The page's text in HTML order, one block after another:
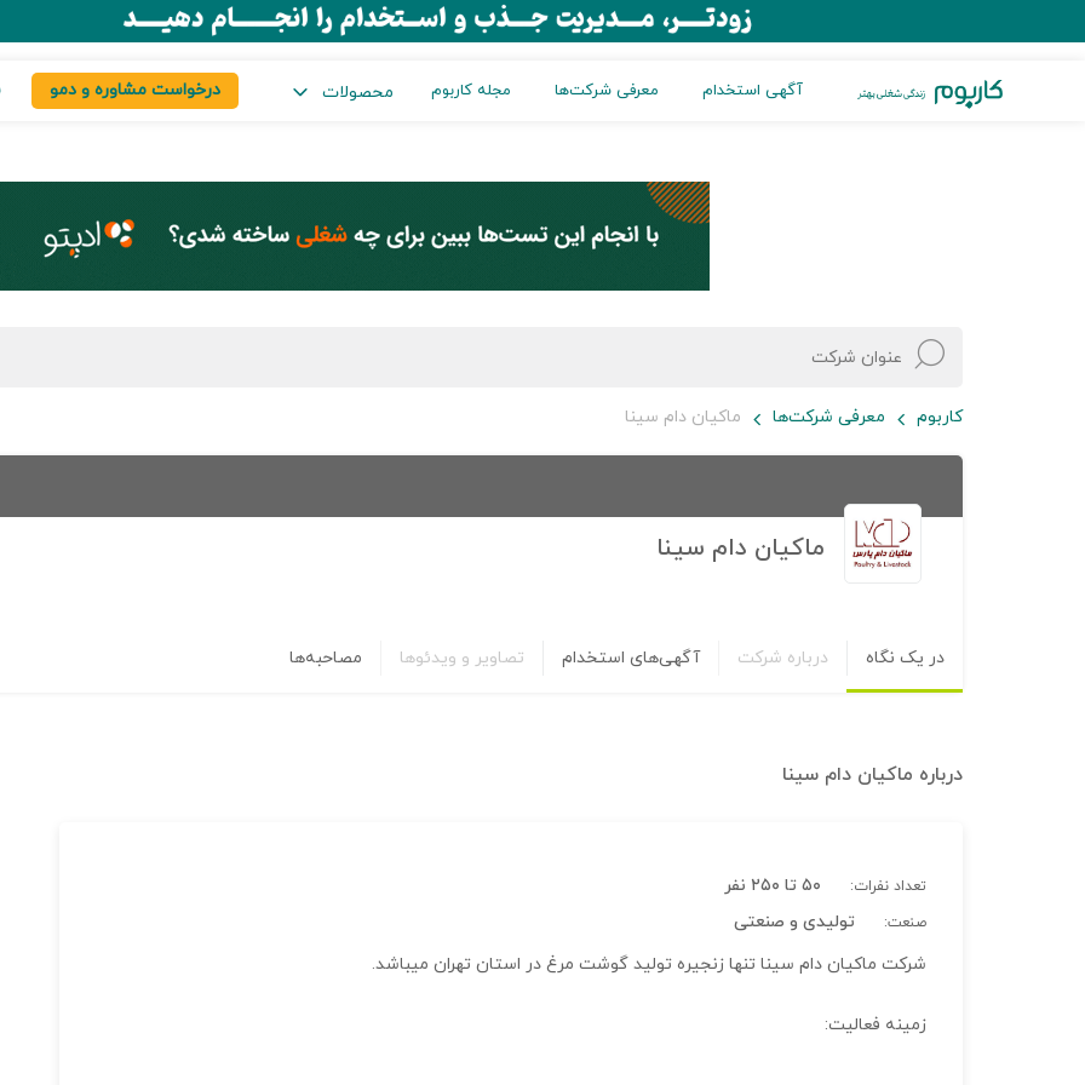
آگهی استخدام معرفی شرکت‌ها مجله کاربوم محصولات درخواست مشاوره و دمو
کاربوم معرفی شرکت‌ها ماکیان دام سینا
ماکیان دام سینا
در یک نگاه درباره شرکت آگهی‌های استخدام تصاویر و ویدئوها مصاحبه‌ها
درباره ماکیان دام سینا
تعداد نفرات: ۵۰ تا ۲۵۰ نفر
صنعت:
تولیدی و صنعتی
شرکت ماکیان دام سینا تنها زنجیره تولید گوشت مرغ در استان تهران میباشد.
زمینه فعالیت: